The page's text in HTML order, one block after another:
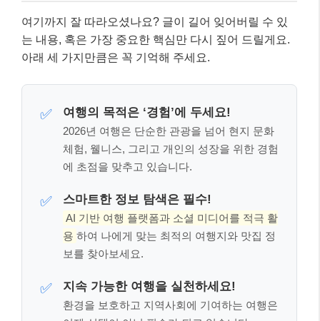
여기까지 잘 따라오셨나요? 글이 길어 잊어버릴 수 있
는 내용, 혹은 가장 중요한 핵심만 다시 짚어 드릴게요.
아래 세 가지만큼은 꼭 기억해 주세요.
✅ 여행의 목적은 ‘경험’에 두세요!
2026년 여행은 단순한 관광을 넘어 현지 문화
체험, 웰니스, 그리고 개인의 성장을 위한 경험
에 초점을 맞추고 있습니다.
✅ 스마트한 정보 탐색은 필수!
AI 기반 여행 플랫폼과 소셜 미디어를 적극 활
용 하여 나에게 맞는 최적의 여행지와 맛집 정
보를 찾아보세요.
✅ 지속 가능한 여행을 실천하세요!
환경을 보호하고 지역사회에 기여하는 여행은